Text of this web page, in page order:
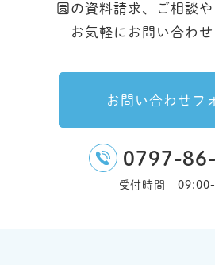
園の資料請求、ご相談や
お気軽にお問い合わせ
お問い合わせフ
0797-
受付時間